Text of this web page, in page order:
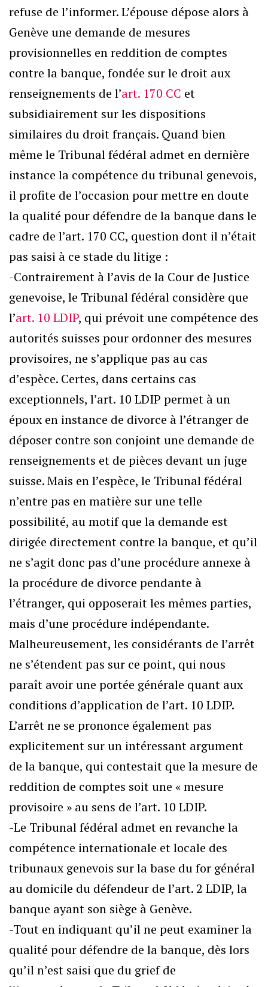
refuse de l’informer. L’épouse dépose alors à
Genève une demande de mesures
provisionnelles en reddition de comptes
contre la banque, fondée sur le droit aux
renseignements de l’art. 170 CC et
subsidiairement sur les dispositions
similaires du droit français. Quand bien
même le Tribunal fédéral admet en dernière
instance la compétence du tribunal genevois,
il profite de l’occasion pour mettre en doute
la qualité pour défendre de la banque dans le
cadre de l’art. 170 CC, question dont il n’était
pas saisi à ce stade du litige :
-Contrairement à l’avis de la Cour de Justice
genevoise, le Tribunal fédéral considère que
l’art. 10 LDIP, qui prévoit une compétence des
autorités suisses pour ordonner des mesures
provisoires, ne s’applique pas au cas
d’espèce. Certes, dans certains cas
exceptionnels, l’art. 10 LDIP permet à un
époux en instance de divorce à l’étranger de
déposer contre son conjoint une demande de
renseignements et de pièces devant un juge
suisse. Mais en l’espèce, le Tribunal fédéral
n’entre pas en matière sur une telle
possibilité, au motif que la demande est
dirigée directement contre la banque, et qu’il
ne s’agit donc pas d’une procédure annexe à
la procédure de divorce pendante à
l’étranger, qui opposerait les mêmes parties,
mais d’une procédure indépendante.
Malheureusement, les considérants de l’arrêt
ne s’étendent pas sur ce point, qui nous
paraît avoir une portée générale quant aux
conditions d’application de l’art. 10 LDIP.
L’arrêt ne se prononce également pas
explicitement sur un intéressant argument
de la banque, qui contestait que la mesure de
reddition de comptes soit une « mesure
provisoire » au sens de l’art. 10 LDIP.
-Le Tribunal fédéral admet en revanche la
compétence internationale et locale des
tribunaux genevois sur la base du for général
au domicile du défendeur de l’art. 2 LDIP, la
banque ayant son siège à Genève.
-Tout en indiquant qu’il ne peut examiner la
qualité pour défendre de la banque, dès lors
qu’il n’est saisi que du grief de